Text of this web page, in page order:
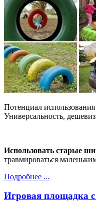
Потенциал
Универсальность,
Использовать старые
травмироваться
Подробнее ...
Игровая площадка